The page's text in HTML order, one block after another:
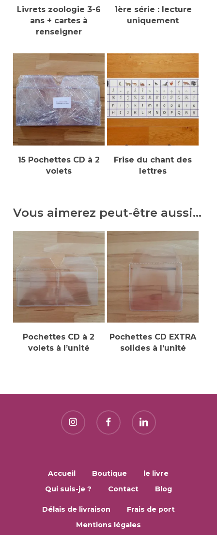
Ajouter Au Panier
Livrets zoologie 3-6
ans + cartes à
renseigner
Sélectionner Des
Options
1ère série : lecture
uniquement
Ajouter Au Panier
15 Pochettes CD à 2
volets
Ajouter Au Panier
Frise du chant des
lettres
Vous aimerez peut-être aussi…
Ajouter Au Panier
Pochettes CD à 2
volets à l’unité
Ajouter Au Panier
Pochettes CD EXTRA
solides à l’unité
Accueil Boutique
le livre
Qui suis-je ?
Contact Blog
Délais de livraison
Frais de port
Mentions légales